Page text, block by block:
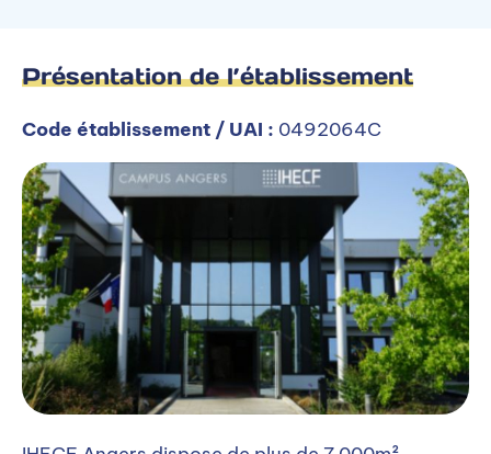
Présentation de l’établissement
Code établissement / UAI : 0492064C